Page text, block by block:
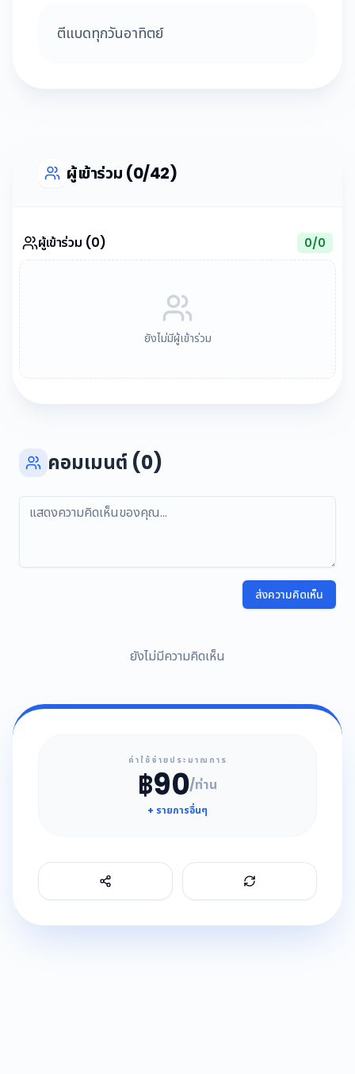
ตีแบดทุกวันอาทิตย์
ผู้เข้าร่วม (0/42)
ผู้เข้าร่วม (0) 0/0
ยังไม่มีผู้เข้าร่วม
คอมเมนต์ (0)
ส่งความคิดเห็น
ยังไม่มีความคิดเห็น
ค่าใช้จ่ายประมาณการ
฿90/ท่าน
+ รายการอื่นๆ
Refresh